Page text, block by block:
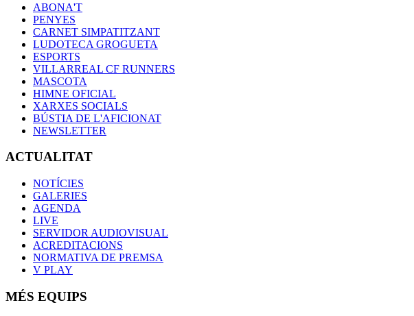
ABONA'T
PENYES
CARNET SIMPATITZANT
LUDOTECA GROGUETA
ESPORTS
VILLARREAL CF RUNNERS
MASCOTA
HIMNE OFICIAL
XARXES SOCIALS
BÚSTIA DE L'AFICIONAT
NEWSLETTER
ACTUALITAT
NOTÍCIES
GALERIES
AGENDA
LIVE
SERVIDOR AUDIOVISUAL
ACREDITACIONS
NORMATIVA DE PREMSA
V PLAY
MÉS EQUIPS